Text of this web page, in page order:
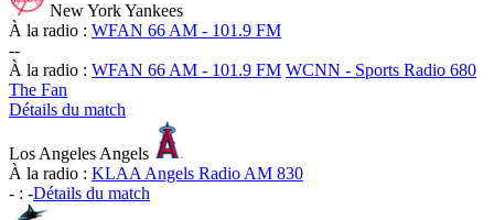
New York Yankees
À la radio : WFAN 66 AM - 101.9 FM
--
À la radio : WFAN 66 AM - 101.9 FM WCNN - Sports Radio 680
The Fan
Détails du match
Los Angeles Angels
À la radio : KLAA Angels Radio AM 830
- : -Détails du match